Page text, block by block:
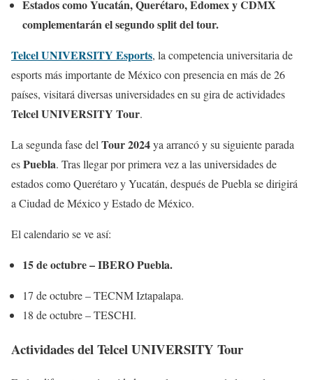
Estados como Yucatán, Querétaro, Edomex y CDMX
complementarán el segundo split del tour.
Telcel UNIVERSITY Esports, la competencia universitaria de
esports más importante de México con presencia en más de 26
países, visitará diversas universidades en su gira de actividades
Telcel UNIVERSITY Tour.
La segunda fase del Tour 2024ya arrancó y su siguiente parada
esPuebla. Tras llegar por primera vez a las universidades de
estados como Querétaro y Yucatán, después de Puebla se dirigirá
a Ciudad de México y Estado de México.
El calendario se ve así:
15 de octubre – IBERO Puebla.
17 de octubre – TECNM Iztapalapa.
18 de octubre – TESCHI.
Actividades del Telcel UNIVERSITY Tour